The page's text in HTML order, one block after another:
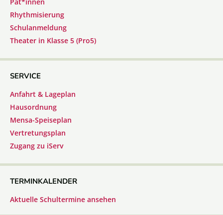
Rhythmisierung
Schulanmeldung
Theater in Klasse 5 (Pro5)
SERVICE
Anfahrt & Lageplan
Hausordnung
Mensa-Speiseplan
Vertretungsplan
Zugang zu iServ
TERMINKALENDER
Aktuelle Schultermine ansehen